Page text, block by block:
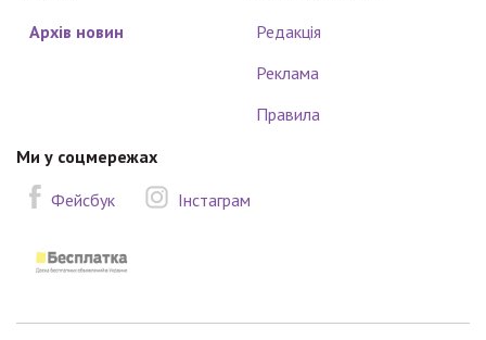
Архів новин
Редакція
Реклама
Правила
Ми у соцмережах
Фейсбук
Інстаграм